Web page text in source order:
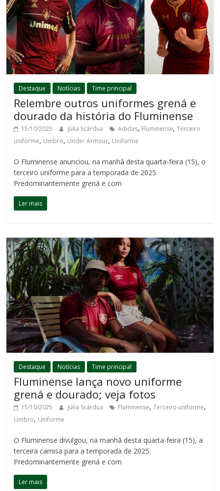
Destaque Notícias Time principal
Relembre outros uniformes grená e
dourado da história do Fluminense
15/10/2025 Júlia Scárdua Adidas, Fluminense,Terceiro
uniforme, Umbro, Under Armour, Uniforme
O Fluminense anunciou, na manhã desta quarta-feira (15), o
terceiro uniforme para a temporada de 2025.
Predominantemente grená e com
Ler mais
Destaque Notícias Time principal
Fluminense lança novo uniforme
grená e dourado; veja fotos
15/10/2025 Júlia Scárdua Fluminense,Terceiro uniforme,
Umbro, Uniforme
O Fluminense divulgou, na manhã desta quarta-feira (15), a
terceira camisa para a temporada de 2025.
Predominantemente grená e com
Ler mais